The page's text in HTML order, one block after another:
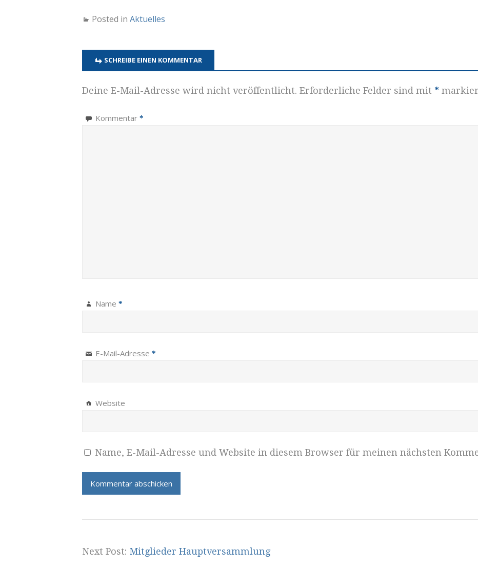
Posted in Aktuelles
SCHREIBE EINEN KOMMENTAR
Deine E-Mail-Adresse wird nicht veröffentlicht. Erforderliche Felder sind mit *
Kommentar *
Name *
E-Mail-Adresse *
Website
Name, E-Mail-Adresse und Website in diesem Browser für meinen nächsten
Next Post: Mitglieder Hauptversammlung